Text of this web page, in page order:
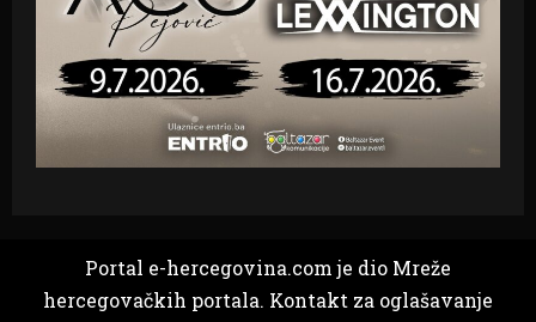
Portal e-hercegovina.com je dio Mreže
hercegovačkih portala. Kontakt za oglašavanje